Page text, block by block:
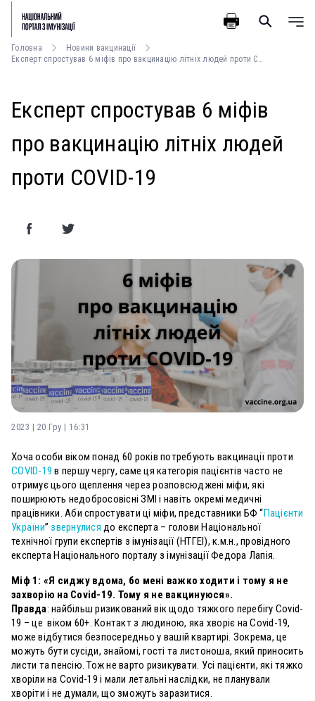
Головна
Новини вакцинації
Експерт спростував 6 міфів про вакцинацію літніх людей проти COVID-19
Експерт спростував 6 міфів
про вакцинацію літніх людей
проти COVID-19
2023 | 20 Гру | 16:31
Хоча особи віком понад 60 років потребують вакцинації проти
COVID-19 в першу чергу, саме ця категорія пацієнтів часто не
отримує цього щеплення через розповсюджені міфи, які
поширюють недобросовісні ЗМІ і навіть окремі медичні
працівники. Аби спростувати ці міфи, представники БФ “Пацієнти
України”звернулися до експерта – голови Національної
технічної групи експертів з імунізації (НТГЕІ), к.м.н., провідного
експерта Національного порталу з імунізації Федора Лапія.
Міф 1: «Я сиджу вдома, бо мені важко ходити і тому я не
захворію на Covid-19. Тому я не вакцинуюся».
Правда: найбільш ризикований вік щодо тяжкого перебігу Covid-
19 – це віком 60+. Контакт з людиною, яка хворіє на Covid-19,
може відбутися безпосередньо у вашій квартирі. Зокрема, це
можуть бути сусіди, знайомі, гості та листоноша, який приносить
листи та пенсію. Тож не варто ризикувати. Усі пацієнти, які тяжко
хворіли на Covid-19 і мали летальні наслідки, не планували
хворіти і не думали, що зможуть заразитися.